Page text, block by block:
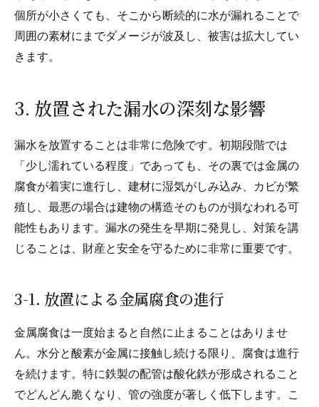
個所が小さくても、そこから断続的に水が漏れることで
周囲の素材にまでダメージが波及し、被害は拡大してい
きます。
3. 放置された漏水の深刻な影響
漏水を放置することは非常に危険です。初期段階では
「少し濡れている程度」であっても、その裏では金属の
腐食が着実に進行し、建材に湿気がしみ込み、カビが繁
殖し、最悪の場合は建物の構造そのものが損なわれる可
能性もあります。漏水の発生を早期に発見し、対策を講
じることは、財産と安全を守るために非常に重要です。
3-1. 放置による金属腐食の進行
金属腐食は一度始まると自然に止まることはありませ
ん。水分と酸素が金属に接触し続ける限り、腐食は進行
を続けます。特に鉄製の配管は酸化鉄が形成されること
でどんどん脆くなり、管の強度が著しく低下します。こ